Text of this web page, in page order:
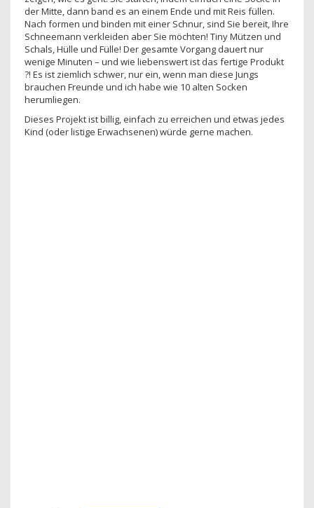
der Mitte, dann band es an einem Ende und mit Reis füllen.
Nach formen und binden mit einer Schnur, sind Sie bereit, Ihre
Schneemann verkleiden aber Sie möchten! Tiny Mützen und
Schals, Hülle und Fülle! Der gesamte Vorgang dauert nur
wenige Minuten – und wie liebenswert ist das fertige Produkt
?! Es ist ziemlich schwer, nur ein, wenn man diese Jungs
brauchen Freunde und ich habe wie 10 alten Socken
herumliegen.
Dieses Projekt ist billig, einfach zu erreichen und etwas jedes
Kind (oder listige Erwachsenen) würde gerne machen.